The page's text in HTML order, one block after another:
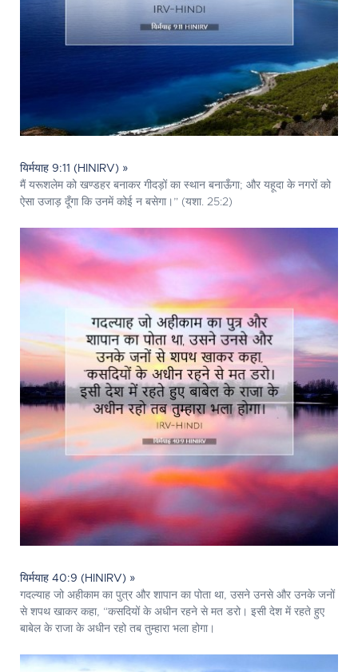
यिर्मयाह 9:11 (HINIRV) »
मैं यरूशलेम को खण्डहर बनाकर गीदड़ों का स्थान बनाऊँगा; और यहूदा के नगरों को
ऐसा उजाड़ दूँगा कि उनमें कोई न बसेगा।” (यशा. 25:2)
यिर्मयाह 40:9 (HINIRV) »
गदल्याह जो अहीकाम का पुत्र और शापान का पोता था, उसने उनसे और उनके जनों
से शपथ खाकर कहा, “कसदियों के अधीन रहने से मत डरो। इसी देश में रहते हुए
बाबेल के राजा के अधीन रहो तब तुम्हारा भला होगा।